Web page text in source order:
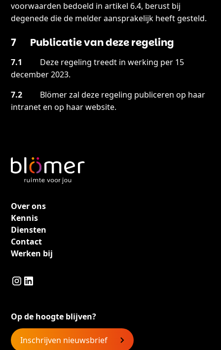
voorwaarden bedoeld in artikel 6.4, berust bij
degenede die de melder aansprakelijk heeft gesteld.
7 Publicatie van deze regeling
7.1 Deze regeling treedt in werking per 15
december 2023.
7.2
Blömer zal deze regeling publiceren op haar
intranet en op haar website.
Over ons
Kennis
Diensten
Contact
Werken bij
Op de hoogte blijven?
Inschrijven nieuwsbrief